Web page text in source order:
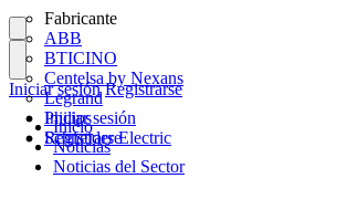
Fabricante
ABB
BTICINO
Centelsa by Nexans
Legrand
Philips
Schneider Electric
Iniciar sesión
Registrarse
Iniciar sesión Registrarse
Inicio
Noticias
Noticias del Sector